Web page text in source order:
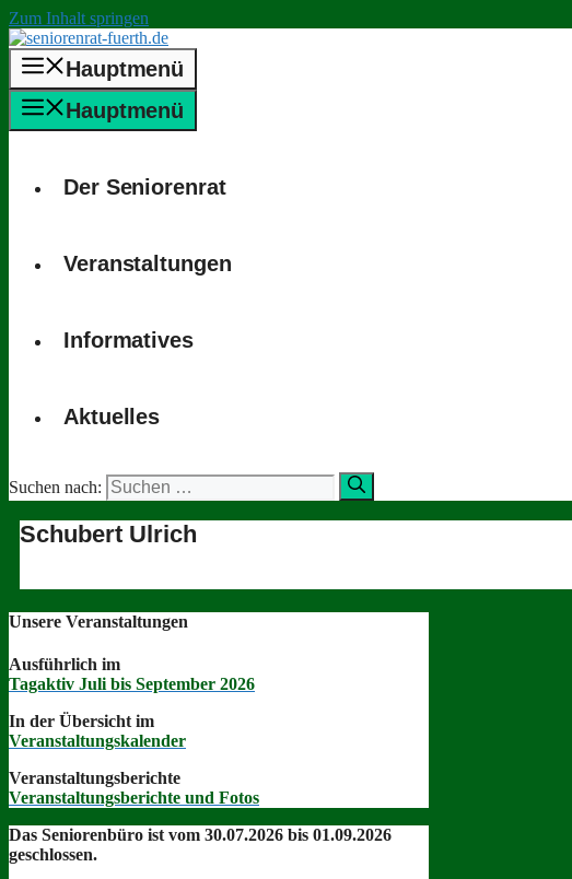
Zum Inhalt springen
Hauptmenü
Hauptmenü
Der Seniorenrat
Veranstaltungen
Informatives
Aktuelles
Suchen nach:
Schubert Ulrich
Unsere Veranstaltungen
Aus­führlich im
Tagak­tiv Juli bis Sep­tem­ber 2026
In der Über­sicht im
Ver­anstal­tungskalen­der
Ver­anstal­tungs­berichte
Ver­anstal­tungs­berichte und Fotos
Das Senioren­büro ist vom 30.07.2026 bis 01.09.2026
geschlossen.